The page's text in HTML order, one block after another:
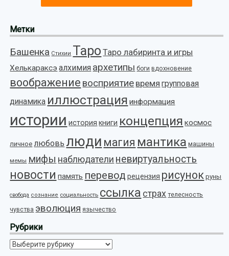
Метки
Башенка Стихии Таро Таро лабиринта и игры
Хелькараксэ алхимия архетипы боги вдохновение
воображение восприятие время групповая
динамика иллюстрация информация
истории история книги концепция космос
личное любовь люди магия мантика машины
мемы мифы наблюдатели невиртуальность
новости память перевод рецензия рисунок руны
свобода сознание социальность ссылка страх телесность
чувства эволюция язычество
Рубрики
Рубрики